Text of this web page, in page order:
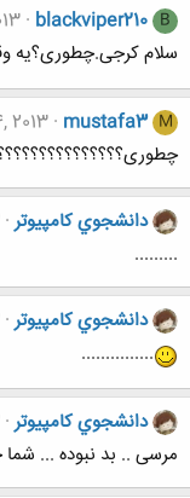
B
blackviper210
سلام کرجى.چطورى؟يه
M
mustafa3
2013
دانشجوي كامپيوتر
.........
دانشجوي كامپيوتر
...............
دانشجوي كامپيوتر
مرسی .. بد نبوده ...